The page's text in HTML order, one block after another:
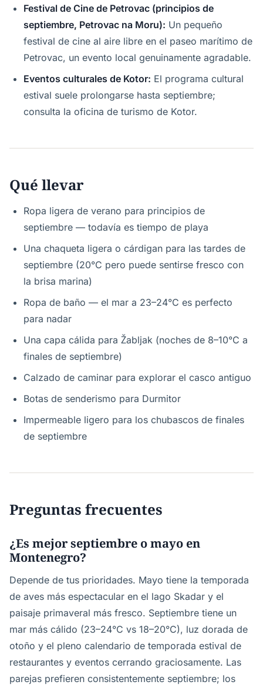
Festival de Cine de Petrovac (principios de
septiembre, Petrovac na Moru): Un pequeño
festival de cine al aire libre en el paseo marítimo de
Petrovac, un evento local genuinamente agradable.
Eventos culturales de Kotor: El programa cultural
estival suele prolongarse hasta septiembre;
consulta la oficina de turismo de Kotor.
Qué llevar
Ropa ligera de verano para principios de
septiembre — todavía es tiempo de playa
Una chaqueta ligera o cárdigan para las tardes de
septiembre (20°C pero puede sentirse fresco con
la brisa marina)
Ropa de baño — el mar a 23–24°C es perfecto
para nadar
Una capa cálida para Žabljak (noches de 8–10°C a
finales de septiembre)
Calzado de caminar para explorar el casco antiguo
Botas de senderismo para Durmitor
Impermeable ligero para los chubascos de finales
de septiembre
Preguntas frecuentes
¿Es mejor septiembre o mayo en
Montenegro?
Depende de tus prioridades. Mayo tiene la temporada
de aves más espectacular en el lago Skadar y el
paisaje primaveral más fresco. Septiembre tiene un
mar más cálido (23–24°C vs 18–20°C), luz dorada de
otoño y el pleno calendario de temporada estival de
restaurantes y eventos cerrando graciosamente. Las
parejas prefieren consistentemente septiembre; los